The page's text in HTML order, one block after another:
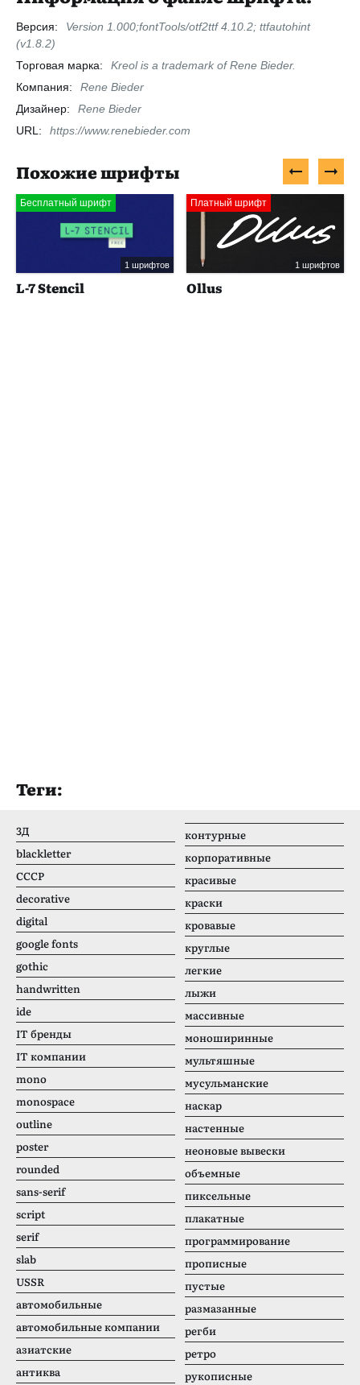
Версия:
Version 1.000;fontTools/otf2ttf 4.10.2; ttfautohint
(v1.8.2)
Торговая марка:
Kreol is a trademark of Rene Bieder.
Компания:
Rene Bieder
Дизайнер:
Rene Bieder
URL:
https://www.renebieder.com
Похожие шрифты
Бесплатный шрифт
1 шрифтов
L-7 Stencil
Платный шрифт
1 шрифтов
Ollus
Теги:
3Д
blackletter
CCCР
decorative
digital
google fonts
gothic
handwritten
ide
IT бренды
IT компании
mono
monospace
outline
poster
rounded
sans-serif
script
serif
slab
USSR
автомобильные
автомобильные компании
азиатские
антиква
контурные
корпоративные
красивые
краски
кровавые
круглые
легкие
лыжи
массивные
моноширинные
мультяшные
мусульманские
наскар
настенные
неоновые вывески
объемные
пиксельные
плакатные
программирование
прописные
пустые
размазанные
регби
ретро
рукописные